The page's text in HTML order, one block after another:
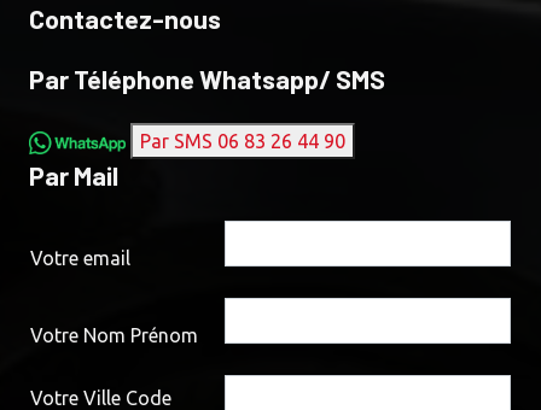
Contactez-nous
Par Téléphone Whatsapp/ SMS
Par SMS 06 83 26 44 90
Par Mail
Votre email
Votre Nom Prénom
Votre Ville Code